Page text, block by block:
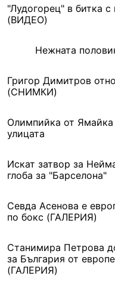
"Лудогорец" в битка с
(ВИДЕО)
Нежната
Григор Димитров
(СНИМКИ)
Олимпийка от Ямайка
улицата
Искат затвор за
глоба за "Барселона"
Севда Асенова е
по бокс (ГАЛЕРИЯ)
Станимира Петрова
за България от
(ГАЛЕРИЯ)